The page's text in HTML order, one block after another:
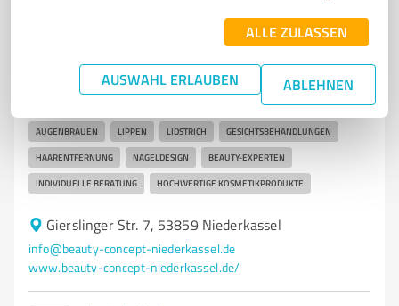
ALLE ZULASSEN
AUSWAHL ERLAUBEN ABLEHNEN
Beauty Concept Niederkassel
Beauty Concept in Niederkassel - Ihr Schönheitssalon
für Permanent Make-up und K
PERMANENT MAKE-UP
AUGENBRAUEN LIPPEN LIDSTRICH GESICHTSBEHANDLUNGEN
HAARENTFERNUNG NAGELDESIGN BEAUTY-EXPERTEN
INDIVIDUELLE BERATUNG HOCHWERTIGE KOSMETIKPRODUKTE
Gierslinger Str. 7, 53859 Niederkassel
info@beauty-concept-niederkassel.de
www.beauty-concept-niederkassel.de/